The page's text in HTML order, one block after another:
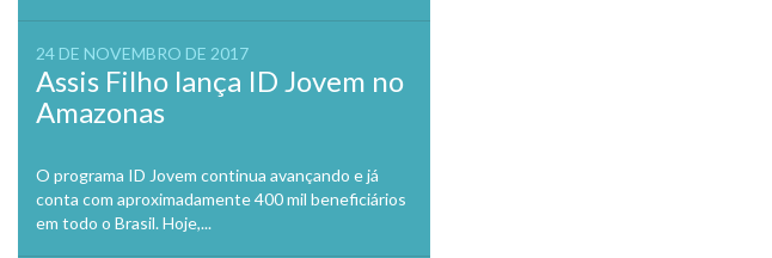
24 DE NOVEMBRO DE 2017
Assis Filho lança ID Jovem no
Amazonas
O programa ID Jovem continua avançando e já
conta com aproximadamente 400 mil beneficiários
em todo o Brasil. Hoje,...